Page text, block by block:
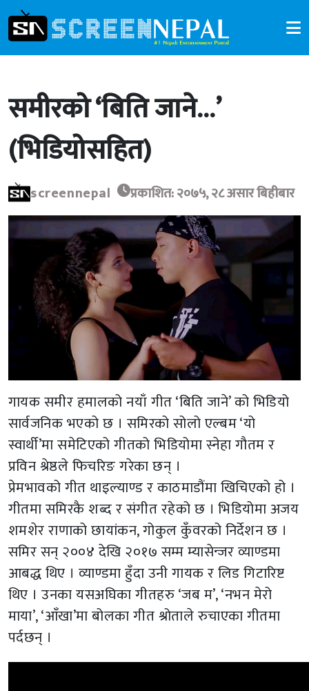
समीरको ‘बिति जाने…’
(भिडियोसहित)
screennepal प्रकाशित: २०७५, २८ असार बिहीबार
गायक समीर हमालको नयाँ गीत ‘बिति जाने’ को भिडियो
सार्वजनिक भएको छ । समिरको सोलो एल्बम ‘यो
स्वार्थी’मा समेटिएको गीतको भिडियोमा स्नेहा गौतम र
प्रविन श्रेष्ठले फिचरिङ गरेका छन् ।
प्रेमभावको गीत थाइल्याण्ड र काठमाडौंमा खिचिएको हो ।
गीतमा समिरकै शब्द र संगीत रहेको छ । भिडियोमा अजय
शमशेर राणाको छायांकन, गोकुल कुँवरको निर्देशन छ ।
समिर सन् २००४ देखि २०१७ सम्म म्यासेन्जर व्याण्डमा
आबद्ध थिए । व्याण्डमा हुँदा उनी गायक र लिड गिटारिष्ट
थिए । उनका यसअघिका गीतहरु ‘जब म’, ‘नभन मेरो
माया’, ‘आँखा’मा बोलका गीत श्रोताले रुचाएका गीतमा
पर्दछन् ।